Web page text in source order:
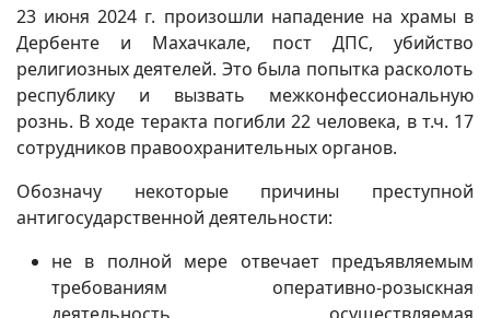
23 июня 2024 г. произошли нападение на храмы в
Дербенте и Махачкале, пост ДПС, убийство
религиозных деятелей. Это была попытка расколоть
республику и вызвать межконфессиональную
рознь. В ходе теракта погибли 22 человека, в т.ч. 17
сотрудников правоохранительных органов.
Обозначу некоторые причины преступной
антигосударственной деятельности:
не в полной мере отвечает предъявляемым
требованиям оперативно-розыскная